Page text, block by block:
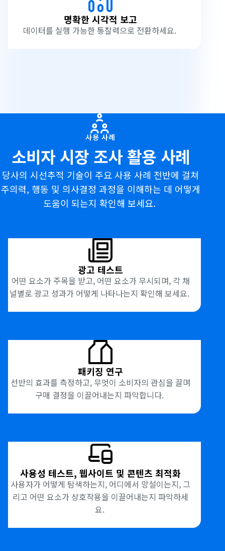
명확한 시각적 보고
데이터를 실행 가능한 통찰력으로 전환하세요.
용
례
사용 사례
소비자 시장 조사 활용 사례
당사의 시선추적 기술이 주요 사용 사례 전반에 걸쳐
주의력, 행동 및 의사결정 과정을 이해하는 데 어떻게
도움이 되는지 확인해 보세요.
광고 테스트
어떤 요소가 주목을 받고, 어떤 요소가 무시되며, 각 채
널별로 광고 성과가 어떻게 나타나는지 확인해 보세요.
패키징 연구
선반의 효과를 측정하고, 무엇이 소비자의 관심을 끌며
구매 결정을 이끌어내는지 파악합니다.
사용성 테스트, 웹사이트 및 콘텐츠 최적화
사용자가 어떻게 탐색하는지, 어디에서 망설이는지, 그
리고 어떤 요소가 상호작용을 이끌어내는지 파악하세
요.